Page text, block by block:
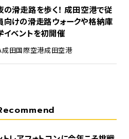
の滑走路を歩く！ 成田空港で従
向けの滑走路ウォークや格納庫
イベントを初開催
成田国際空港成田空港